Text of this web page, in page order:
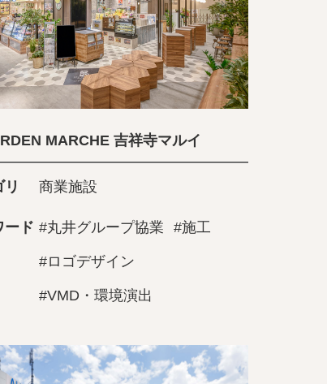
MARCHE 吉祥寺マルイ
リ 商業施設
ード #丸井グループ協業 #施工
#ロゴデザイン
#VMD・環境演出